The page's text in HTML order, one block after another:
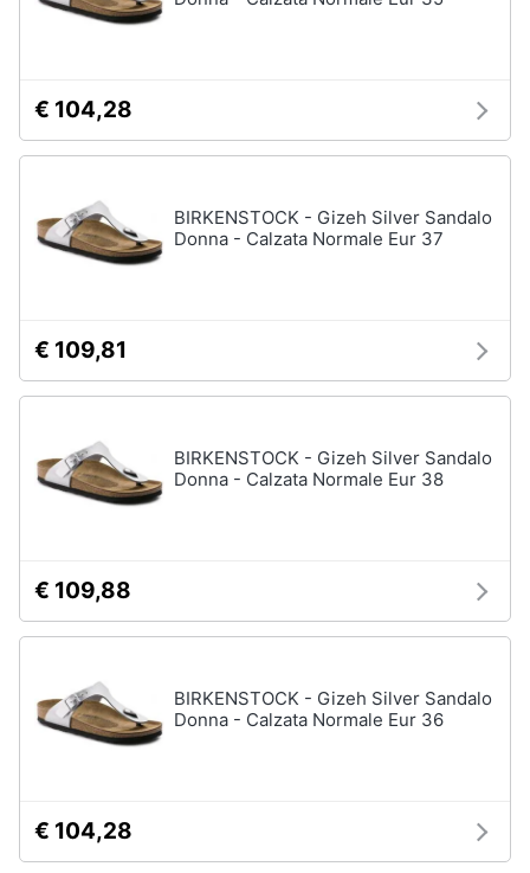
Cavigliera
Vedi
€ 104,28
BIRKENSTOCK - Gizeh Silver Sandalo
Donna - Calzata Normale Eur 37
€ 109,81
BIRKENSTOCK - Gizeh Silver Sandalo
Donna - Calzata Normale Eur 38
€ 109,88
BIRKENSTOCK - Gizeh Silver Sandalo
Donna - Calzata Normale Eur 36
€ 104,28